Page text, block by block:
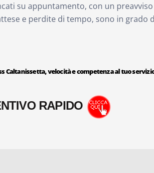
su appuntamento, con un
e perdite di tempo, sono in
Caltanissetta, velocità e competenza al tuo
RAPIDO